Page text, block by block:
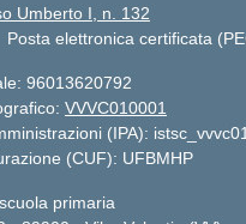
Umberto I, n. 132
Posta elettronica certificata
96013620792
VVVC010001
(IPA):
(CUF): UFBMHP
primaria